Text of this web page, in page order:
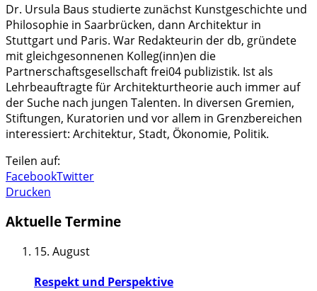
Dr. Ursula Baus studierte zunächst Kunstgeschichte und
Philosophie in Saarbrücken, dann Architektur in
Stuttgart und Paris. War Redakteurin der db, gründete
mit gleichgesonnenen Kolleg(inn)en die
Partnerschaftsgesellschaft frei04 publizistik. Ist als
Lehrbeauftragte für Architekturtheorie auch immer auf
der Suche nach jungen Talenten. In diversen Gremien,
Stiftungen, Kuratorien und vor allem in Grenzbereichen
interessiert: Architektur, Stadt, Ökonomie, Politik.
Teilen auf:
FacebookTwitter
Drucken
Aktuelle Termine
15. August
Respekt und Perspektive